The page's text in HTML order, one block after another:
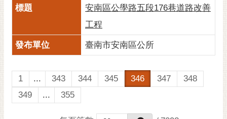
安南區公學路五段176巷道路改善
工程
臺南市安南區公所
1 ... 343 344 345 346 347
348
349
... 355